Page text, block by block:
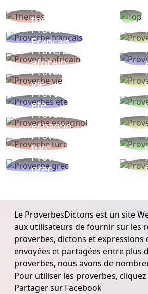
Autres
thèmes
Proverbe
Français
Proverbe
africain
Proverbe
vie
Proverbes
ete
Proverbe
espagnol
Proverbe
turc
Proverbe
grec
Le ProverbesDictons est un site
aux utilisateurs de fournir sur les
proverbes, dictons et expressions
envoyées et partagées entre plus
proverbes, nous avons de
Pour utiliser les proverbes,
Partager sur Facebook